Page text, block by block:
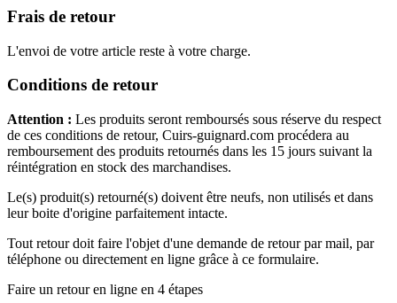
Frais de retour
L'envoi de votre article reste à votre charge.
Conditions de retour
Attention : Les produits seront remboursés sous réserve du respect
de ces conditions de retour, Cuirs-guignard.com procédera au
remboursement des produits retournés dans les 15 jours suivant la
réintégration en stock des marchandises.
Le(s) produit(s) retourné(s) doivent être neufs, non utilisés et dans
leur boite d'origine parfaitement intacte.
Tout retour doit faire l'objet d'une demande de retour par mail, par
téléphone ou directement en ligne grâce à ce formulaire.
Faire un retour en ligne en 4 étapes